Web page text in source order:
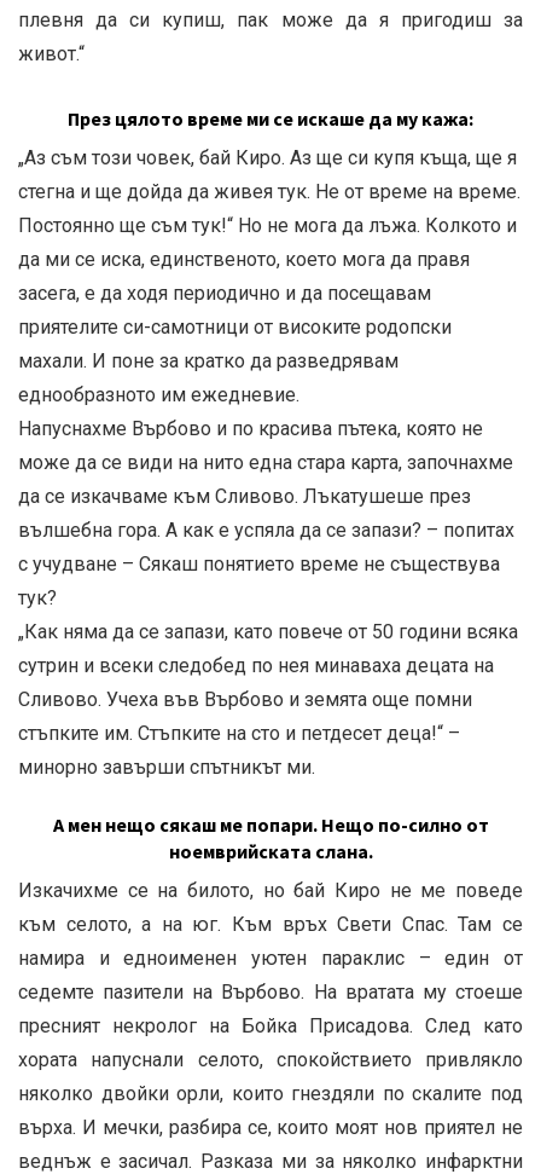
плевня да си купиш, пак може да я пригодиш за
живот.“
През цялото време ми се искаше да му кажа:
„Аз съм този човек, бай Киро. Аз ще си купя къща, ще я
стегна и ще дойда да живея тук. Не от време на време.
Постоянно ще съм тук!“ Но не мога да лъжа. Колкото и
да ми се иска, единственото, което мога да правя
засега, е да ходя периодично и да посещавам
приятелите си-самотници от високите родопски
махали. И поне за кратко да разведрявам
еднообразното им ежедневие.
Напуснахме Върбово и по красива пътека, която не
може да се види на нито една стара карта, започнахме
да се изкачваме към Сливово. Лъкатушеше през
вълшебна гора. А как е успяла да се запази? – попитах
с учудване – Сякаш понятието време не съществува
тук?
„Как няма да се запази, като повече от 50 години всяка
сутрин и всеки следобед по нея минаваха децата на
Сливово. Учеха във Върбово и земята още помни
стъпките им. Стъпките на сто и петдесет деца!“ –
минорно завърши спътникът ми.
А мен нещо сякаш ме попари. Нещо по-силно от
ноемврийската слана.
Изкачихме се на билото, но бай Киро не ме поведе
към селото, а на юг. Към връх Свети Спас. Там се
намира и едноименен уютен параклис – един от
седемте пазители на Върбово. На вратата му стоеше
пресният некролог на Бойка Присадова. След като
хората напуснали селото, спокойствието привлякло
няколко двойки орли, които гнездяли по скалите под
върха. И мечки, разбира се, които моят нов приятел не
веднъж е засичал. Разказа ми за няколко инфарктни